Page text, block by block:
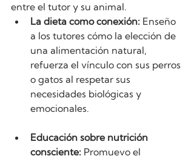
entre el tutor y su animal.
La dieta como conexión: Enseño
a los tutores cómo la elección de
una alimentación natural,
refuerza el vínculo con sus perros
o gatos al respetar sus
necesidades biológicas y
emocionales.
Educación sobre nutrición
consciente: Promuevo el